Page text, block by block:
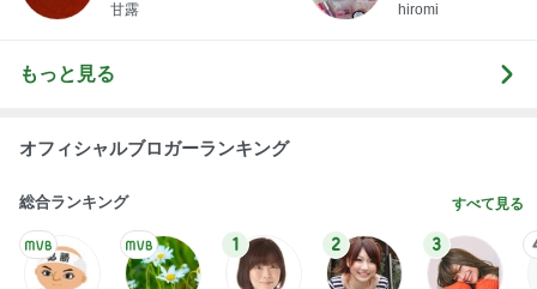
甘露 hiromi
もっと見る
オフィシャルブロガーランキング
総合ランキング すべて見る
1 2 3